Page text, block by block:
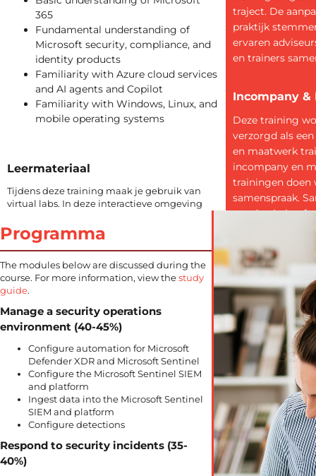
365
Fundamental understanding of
Microsoft security, compliance, and
identity products
Familiarity with Azure cloud services
and AI agents and Copilot
Familiarity with Windows, Linux, and
mobile operating systems
Leermateriaal
Tijdens deze training maak je gebruik van
virtual labs. In deze interactieve omgeving
domein van de training.
Wij zijn geaccrediteerd voor het afnemen van
Microsoft examens. Door het volgen van deze
training bereid je je voor op het officiële
examen ‘SC-200: Microsoft Security
Operations Analyst’.
traject. De
praktijk
ervaren
en trainers
Incompany &
Deze training
verzorgd als
en maatwerk
incompany en
trainingen doen
samenspraak.
worden
doelstellingen
programma’s
resultaat
Programma
The modules below are discussed during the
course. For more information, view thestudy
guide.
Manage a security operations
environment (40-45%)
Configure automation for Microsoft
Defender XDR and Microsoft Sentinel
Configure the Microsoft Sentinel SIEM
and platform
Ingest data into the Microsoft Sentinel
SIEM and platform
Configure detections
Respond to security incidents (35-
40%)